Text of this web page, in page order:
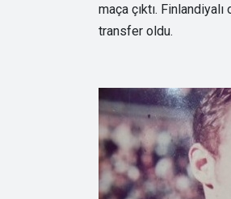
maça çıktı.
transfer oldu.